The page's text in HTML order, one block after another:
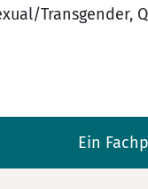
Transgender,
Ein